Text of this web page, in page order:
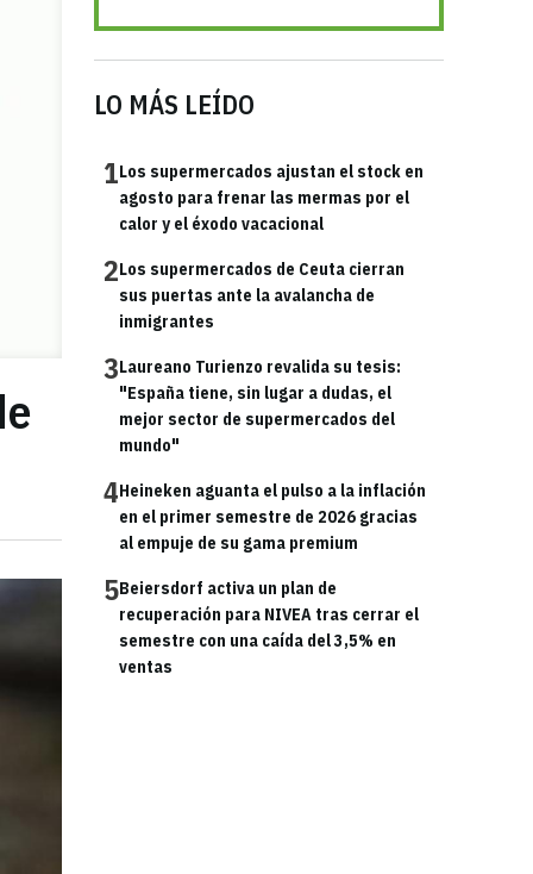
LO MÁS LEÍDO
1Los supermercados ajustan el stock en
agosto para frenar las mermas por el
calor y el éxodo vacacional
2Los supermercados de Ceuta cierran
sus puertas ante la avalancha de
inmigrantes
3Laureano Turienzo revalida su tesis:
"España tiene, sin lugar a dudas, el
mejor sector de supermercados del
mundo"
4Heineken aguanta el pulso a la inflación
en el primer semestre de 2026 gracias
al empuje de su gama premium
5Beiersdorf activa un plan de
recuperación para NIVEA tras cerrar el
semestre con una caída del 3,5% en
ventas